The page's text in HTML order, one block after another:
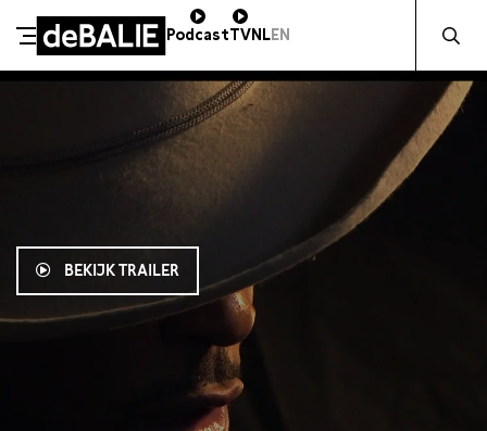
Meteen naar de content
De Balie
PodcastTVNLEN
BEKIJK TRAILER